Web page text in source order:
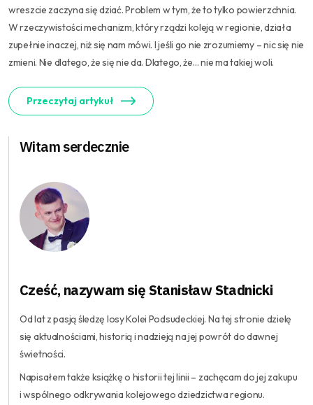
wreszcie zaczyna się dziać. Problem w tym, że to tylko powierzchnia.
W rzeczywistości mechanizm, który rządzi koleją w regionie, działa
zupełnie inaczej, niż się nam mówi. I jeśli go nie zrozumiemy – nic się nie
zmieni. Nie dlatego, że się nie da. Dlatego, że… nie ma takiej woli.
Przeczytaj artykuł
Witam serdecznie
Cześć, nazywam się Stanisław Stadnicki
Od lat z pasją śledzę losy Kolei Podsudeckiej. Na tej stronie dzielę
się aktualnościami, historią i nadzieją na jej powrót do dawnej
świetności.
Napisałem także książkę o historii tej linii – zachęcam do jej zakupu
i wspólnego odkrywania kolejowego dziedzictwa regionu.